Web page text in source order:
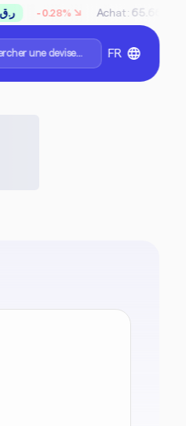
Achat :65.66 DZD Vente :66.97
une devise...
FR